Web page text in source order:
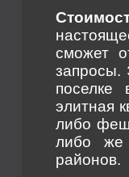
сможет
поселке
элитная
либо
либо же
районов.